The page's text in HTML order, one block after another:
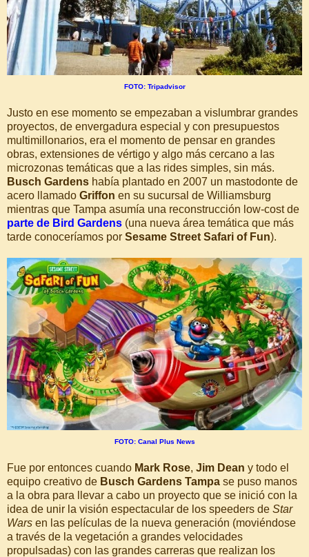
FOTO: Tripadvisor
Justo en ese momento se empezaban a vislumbrar grandes
proyectos, de envergadura especial y con presupuestos
multimillonarios, era el momento de pensar en grandes
obras, extensiones de vértigo y algo más cercano a las
microzonas temáticas que a las rides simples, sin más.
Busch Gardens había plantado en 2007 un mastodonte de
acero llamado Griffon en su sucursal de Williamsburg
mientras que Tampa asumía una reconstrucción low-cost de
parte de Bird Gardens (una nueva área temática que más
tarde conoceríamos por Sesame Street Safari of Fun).
FOTO: Canal Plus News
Fue por entonces cuando Mark Rose, Jim Dean y todo el
equipo creativo de Busch Gardens Tampa se puso manos
a la obra para llevar a cabo un proyecto que se inició con la
idea de unir la visión espectacular de los speeders de Star
Wars en las películas de la nueva generación (moviéndose
a través de la vegetación a grandes velocidades
propulsadas) con las grandes carreras que realizan los